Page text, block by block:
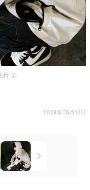
片
2024年05月12日